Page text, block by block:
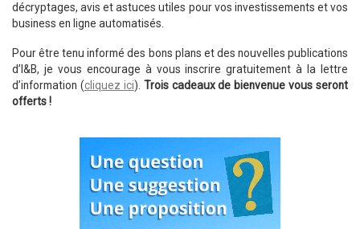
décryptages, avis et astuces utiles pour vos investissements et vos
business en ligne automatisés.
Pour être tenu informé des bons plans et des nouvelles publications
d’I&B, je vous encourage à vous inscrire gratuitement à la lettre
d’information (cliquez ici). Trois cadeaux de bienvenue vous seront
offerts !